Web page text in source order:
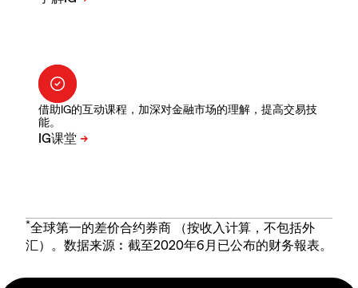
借助IG的互动课程，加深对金融市场的理解，提高交易技
能。
*全球第一的差价合约券商 （按收入计算，不包括外
汇）。数据来源︰截至2020年6月已公布的财务報表。